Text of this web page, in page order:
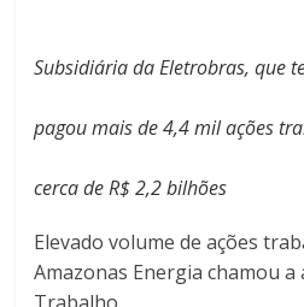
Subsidiária da Eletrobras, que
pagou mais de 4,4 mil ações
cerca de R$ 2,2 bilhões
Elevado volume de ações
Amazonas Energia chamou a